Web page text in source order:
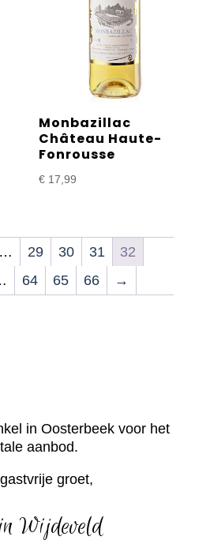
Monbazillac
Château Haute-
Fonrousse
€ 17,99
… 29 30 31
32
64 65 66 →
in Oosterbeek voor het
aanbod.
groet,
Wijdeveld